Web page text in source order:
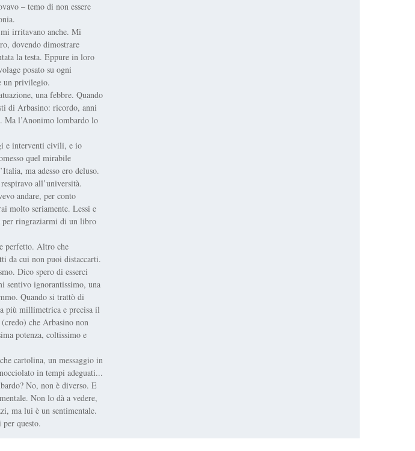
– temo di non essere
irritavano anche. Mi
dovendo dimostrare
la testa. Eppure in loro
posato su ogni
un privilegio.
una febbre. Quando
di Arbasino: ricordo, anni
Ma l’Anonimo lombardo lo
e interventi civili, e io
quel mirabile
ma adesso ero deluso.
all’università.
andare, per conto
molto seriamente. Lessi e
per ringraziarmi di un libro
perfetto. Altro che
da cui non puoi distaccarti.
Dico spero di esserci
sentivo ignorantissimo, una
Quando si trattò di
più millimetrica e precisa il
che Arbasino non
potenza, coltissimo e
cartolina, un messaggio in
in tempi adeguati...
No, non è diverso. E
Non lo dà a vedere,
ma lui è un sentimentale.
questo.